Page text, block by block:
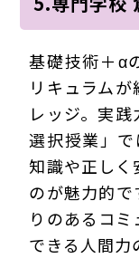
基礎技術＋α
リキュラム
レッジ。実
選択授業」
知識や正しく
のが魅力的
りのあるコ
できる人間力